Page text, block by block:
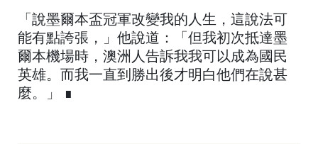
「說墨爾本盃冠軍改變我的人生，這說法可
能有點誇張，」他說道：「但我初次抵達墨
爾本機場時，澳洲人告訴我我可以成為國民
英雄。而我一直到勝出後才明白他們在說甚
麼。」 ∎